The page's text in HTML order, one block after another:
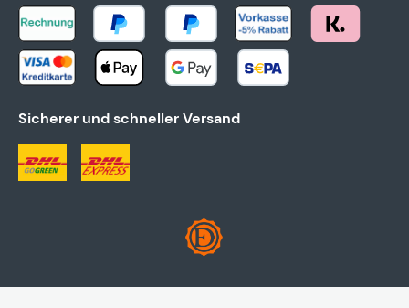
Sicherer und schneller Versand